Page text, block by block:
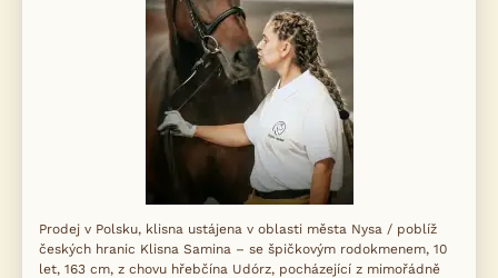
Prodej v Polsku, klisna ustájena v oblasti města Nysa / poblíž
českých hranic Klisna Samina – se špičkovým rodokmenem, 10
let, 163 cm, z chovu hřebčína Udórz, pocházející z mimořádně